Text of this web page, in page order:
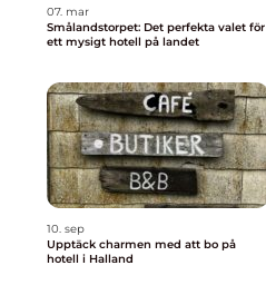
07. mar
Smålandstorpet: Det perfekta valet för
ett mysigt hotell på landet
10. sep
Upptäck charmen med att bo på
hotell i Halland